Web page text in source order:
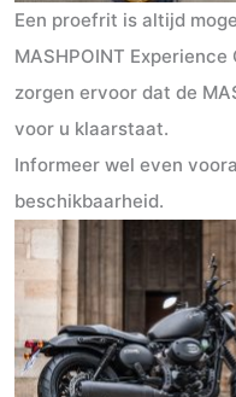
Een proefrit is altijd
MASHPOINT
zorgen ervoor dat de
voor u klaarstaat.
Informeer wel even
beschikbaarheid.